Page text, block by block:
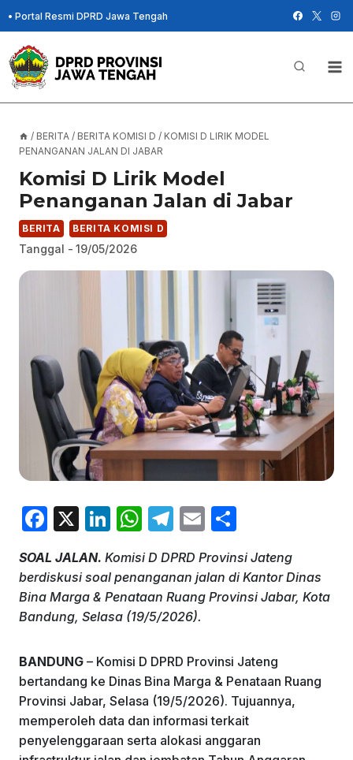
Skip
to
content
• Portal Resmi DPRD Jawa Tengah
/ BERITA / BERITA KOMISI D / KOMISI D LIRIK MODEL
PENANGANAN JALAN DI JABAR
Komisi D Lirik Model
Penanganan Jalan di Jabar
BERITA BERITA KOMISI D
Tanggal - 19/05/2026
F
c
e
b
o
k
X
Li
k
e
dI
W
at
s
A
p
T
e
gr
a
E
ai
l
ar
e
SOAL JALAN. Komisi D DPRD Provinsi Jateng
berdiskusi soal penanganan jalan di Kantor Dinas
Bina Marga & Penataan Ruang Provinsi Jabar, Kota
Bandung, Selasa (19/5/2026).
BANDUNG – Komisi D DPRD Provinsi Jateng
bertandang ke Dinas Bina Marga & Penataan Ruang
Provinsi Jabar, Selasa (19/5/2026). Tujuannya,
memperoleh data dan informasi terkait
penyelenggaraan serta alokasi anggaran